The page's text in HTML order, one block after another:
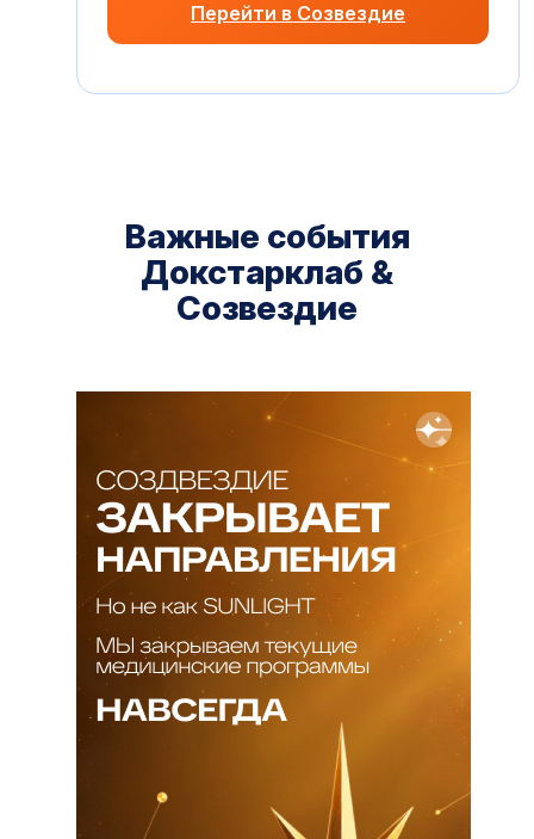
Перейти в Созвездие
Важные события
Докстарклаб &
Созвездие